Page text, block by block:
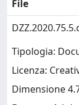
File
Tipologia:
Licenza:
Dimensione